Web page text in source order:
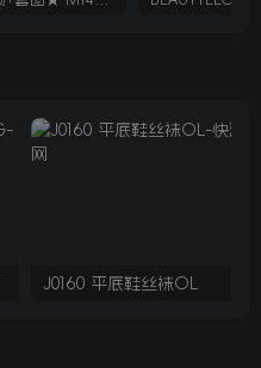
J0160 平底鞋丝袜OL